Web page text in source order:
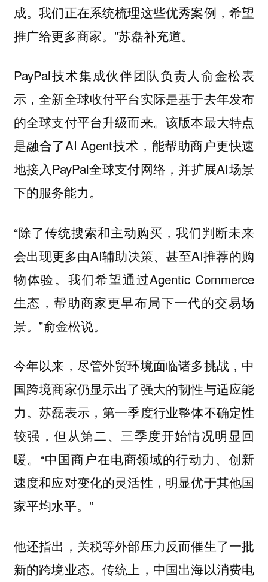
成。我们正在系统梳理这些优秀案例，希望
推广给更多商家。”苏磊补充道。
PayPal技术集成伙伴团队负责人俞金松表
示，全新全球收付平台实际是基于去年发布
的全球支付平台升级而来。该版本最大特点
是融合了AI Agent技术，能帮助商户更快速
地接入PayPal全球支付网络，并扩展AI场景
下的服务能力。
“除了传统搜索和主动购买，我们判断未来
会出现更多由AI辅助决策、甚至AI推荐的购
物体验。我们希望通过Agentic Commerce
生态，帮助商家更早布局下一代的交易场
景。”俞金松说。
今年以来，尽管外贸环境面临诸多挑战，中
国跨境商家仍显示出了强大的韧性与适应能
力。苏磊表示，第一季度行业整体不确定性
较强，但从第二、三季度开始情况明显回
暖。“中国商户在电商领域的行动力、创新
速度和应对变化的灵活性，明显优于其他国
家平均水平。”
他还指出，关税等外部压力反而催生了一批
新的跨境业态。传统上，中国出海以消费电